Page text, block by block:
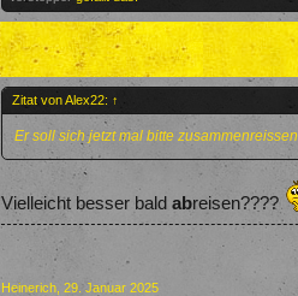
Zitat von Alex22: ↑
Er soll sich jetzt mal bitte zusammenreissen
Vielleicht besser baldabreisen????
Heinerich 29. Januar 2025